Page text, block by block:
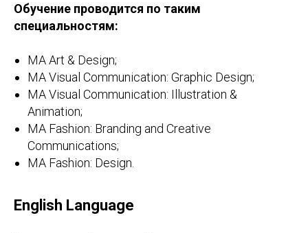
Обучение проводится по таким
специальностям:
MA Art & Design;
MA Visual Communication: Graphic Design;
MA Visual Communication: Illustration &
Animation;
MA Fashion: Branding and Creative
Communications;
MA Fashion: Design.
English Language